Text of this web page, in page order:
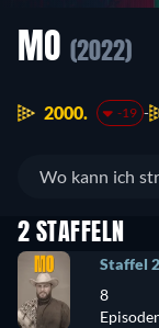
MO (2022)
2000. -19
Wo kann ich
2 STAFFELN
Staffel 2
8